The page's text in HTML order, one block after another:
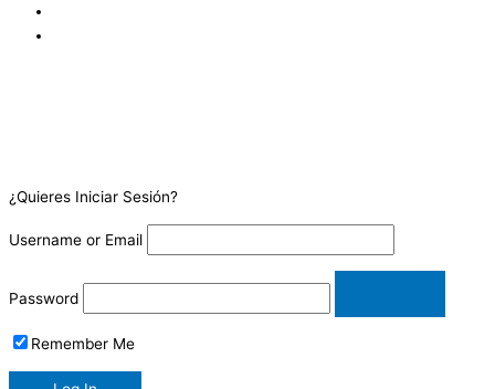
¿Quieres Iniciar Sesión?
Username or Email
Password
Remember Me